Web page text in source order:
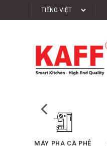
qua
MÁY PHA CÀ PHÊ